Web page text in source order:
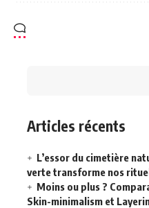
Articles récents
L’essor du cimetière
verte transforme nos
Moins ou plus ?
Skin-minimalism et